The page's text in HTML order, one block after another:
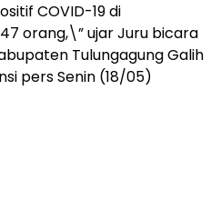
COVID-19 di
orang,\” ujar Juru bicara
Tulungagung Galih
pers Senin (18/05)